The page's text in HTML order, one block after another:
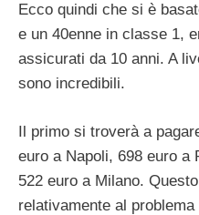
Ecco quindi che si è
e un 40enne in classe 1,
assicurati da 10 anni. A
sono incredibili.
Il primo si troverà a
euro a Napoli, 698 euro a
522 euro a Milano.
relativamente al